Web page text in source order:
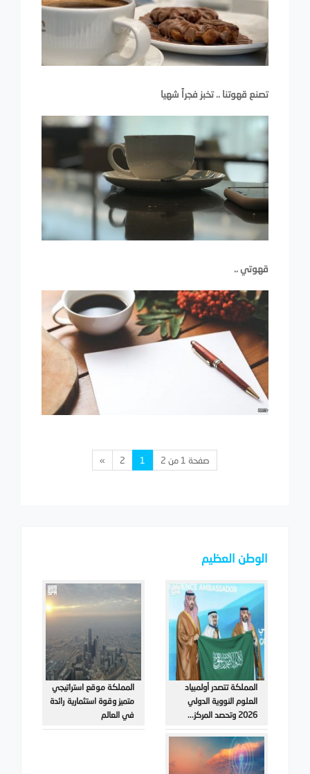
تصنع قهوتنا .. تخبز فجراً شهيا
قهوتي ..
صفحة 1 من 2 1
2
»
الوطن العظيم
المملكة تتصدر أولمبياد
العلوم النووية الدولي
2026 وتحصد المركز...
المملكة موقع استراتيجي
متميز وقوة استثمارية رائدة
في العالم